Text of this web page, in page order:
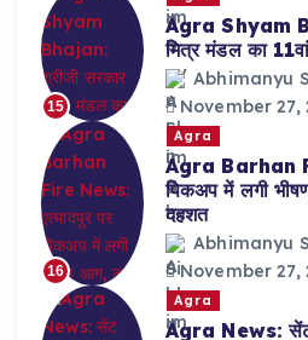
15
Agra Shyam
मित्र मंडल का
Abhimanyu
November 27,
16
Agra
Agra Barhan
पिकअप में लगी
दहशत
Abhimanyu
November 27,
Agra
Agra News: सेंट